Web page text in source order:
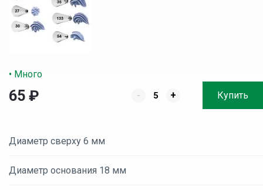
• Много
65 ₽ - + Купить
Диаметр сверху 6 мм
Диаметр основания 18 мм